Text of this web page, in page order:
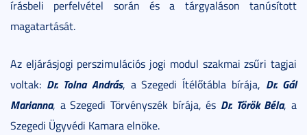
írásbeli perfelvétel során és a tárgyaláson tanúsított
magatartását.
Az eljárásjogi perszimulációs jogi modul szakmai zsűri tagjai
voltak: Dr. Tolna András, a Szegedi Ítélőtábla bírája, Dr. Gál
Marianna, a Szegedi Törvényszék bírája, és Dr. Török Béla, a
Szegedi Ügyvédi Kamara elnöke.